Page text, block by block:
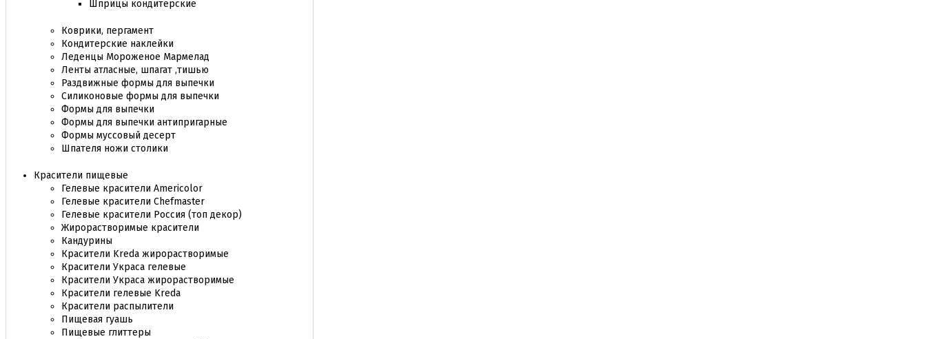
Шприцы кондитерские
Коврики, пергамент
Кондитерские наклейки
Леденцы Мороженое Мармелад
Ленты атласные, шпагат ,тишью
Раздвижные формы для выпечки
Силиконовые формы для выпечки
Формы для выпечки
Формы для выпечки антипригарные
Формы муссовый десерт
Шпателя ножи столики
Красители пищевые
Гелевые красители Americolor
Гелевые красители Chefmaster
Гелевые красители Россия (топ декор)
Жирорастворимые красители
Кандурины
Красители Kreda жирорастворимые
Красители Украса гелевые
Красители Украса жирорастворимые
Красители гелевые Kreda
Красители распылители
Пищевая гуашь
Пищевые глиттеры